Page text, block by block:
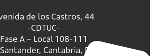
de los Castros, 44
-CDTUC-
Fase A – Local 108-111
Cantabria, España.